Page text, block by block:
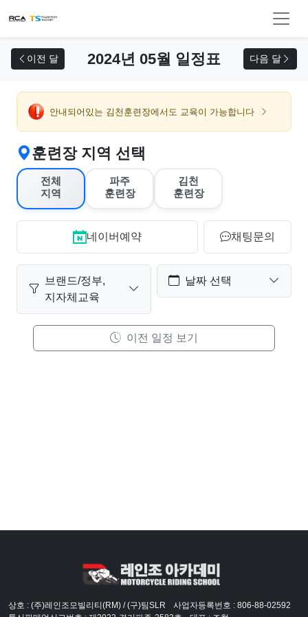
이전 달 2024년 05월 일정표 다음 달
안내되어있는 김천훈련장에서도 교육이 가능합니다
훈련장 지역 선택
전체
지역
파주
훈련장
김천
훈련장
네이버예약 채팅문의
브랜드/정부,
지자체교육
날짜 선택
이전 일정 보기
상호 : (주)레인조모빌리티(RM) / (구)팀SLR
사업자등록번호 : 806-88-02592